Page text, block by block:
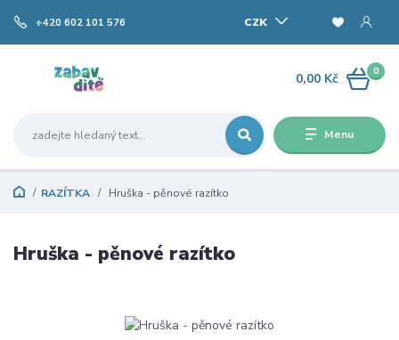
Menu
CZK
+420 602 101 576
0
0,00 Kč
RAZÍTKA Hruška - pěnové razítko
Hruška - pěnové razítko